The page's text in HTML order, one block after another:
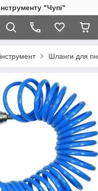
"Чупі"
Шланги для